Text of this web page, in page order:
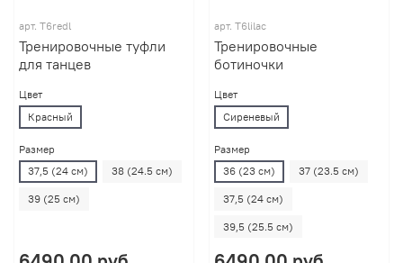
арт. T6redl
Тренировочные туфли
для танцев
Цвет
Красный
Размер
37,5 (24 см)
38 (24.5 см)
39 (25 см)
арт. T6lilac
Тренировочные
ботиночки
Цвет
Сиреневый
Размер
36 (23 см)
37 (23.5 см)
37,5 (24 см)
39,5 (25.5 см)